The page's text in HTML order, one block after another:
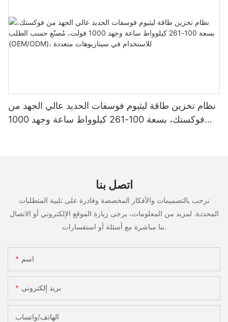
نظام تخزين طاقة ليثيوم فوسفات الحديد عالي الجهد من
فوكستك، بسعة 100-261 كيلوواط ساعة وجهد 1000
اتصل بنا
نرحب بالتصميمات والأفكار المخصصة وقادرة على تلبية المتطلبات
المحددة. لمزيد من المعلومات، يرجى زيارة الموقع الإلكتروني أو الاتصال
بنا مباشرة مع أسئلة أو استفسارات.
اسم
بريد إلكتروني
الهاتف/واتساب